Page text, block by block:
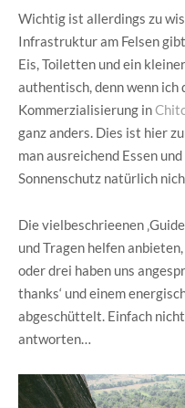
Wichtig ist allerdings zu
Infrastruktur am Felsen
Eis, Toiletten und ein
authentisch, denn wenn ich
Kommerzialisierung in
ganz anders. Dies ist hier
man ausreichend Essen
Sonnenschutz natürlich
Die vielbeschrieenen
und Tragen helfen
oder drei haben uns
thanks‘ und einem
abgeschüttelt. Einfach
antworten…